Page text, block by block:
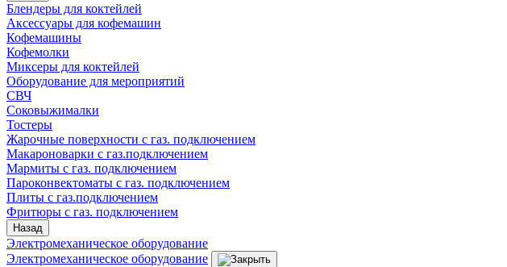
Блендеры для коктейлей
Аксессуары для кофемашин
Кофемашины
Кофемолки
Миксеры для коктейлей
Оборудование для мероприятий
СВЧ
Соковыжималки
Тостеры
Жарочные поверхности с газ. подключением
Макароноварки с газ.подключением
Мармиты с газ. подключением
Пароконвектоматы с газ. подключением
Плиты с газ.подключением
Фритюры с газ. подключением
Назад
Электромеханическое оборудование
Электромеханическое оборудование